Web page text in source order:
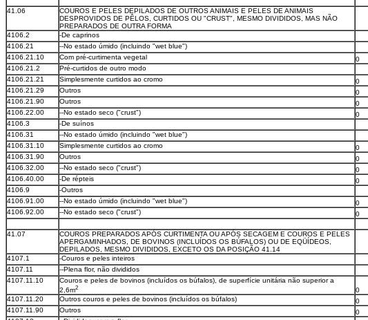
41.06
COUROS E PELES DEPILADOS DE OUTROS ANIMAIS E PELES DE ANIMAIS
DESPROVIDOS DE PÊLOS, CURTIDOS OU "CRUST", MESMO DIVIDIDOS, MAS NÃO
PREPARADOS DE OUTRA FORMA
4106.2
-De caprinos
4106.21
--No estado úmido (incluindo "wet blue")
4106.21.10
Com pré-curtimenta vegetal
0
4106.21.2
Pré-curtidos de outro modo
4106.21.21
Simplesmente curtidos ao cromo
0
4106.21.29
Outros
0
4106.21.90
Outros
0
4106.22.00
--No estado seco ("crust")
0
4106.3
-De suínos
4106.31
--No estado úmido (incluindo "wet blue")
4106.31.10
Simplesmente curtidos ao cromo
0
4106.31.90
Outros
0
4106.32.00
--No estado seco ("crust")
0
4106.40.00
-De répteis
0
4106.9
-Outros
4106.91.00
--No estado úmido (incluindo "wet blue")
0
4106.92.00
--No estado seco ("crust") 0
41.07
COUROS PREPARADOS APÓS CURTIMENTA OU APÓS SECAGEM E COUROS E PELES
APERGAMINHADOS, DE BOVINOS (INCLUÍDOS OS BÚFALOS) OU DE EQÜÍDEOS,
DEPILADOS, MESMO DIVIDIDOS, EXCETO OS DA POSIÇÃO 41.14
4107.1
-Couros e peles inteiros
4107.11
--Plena flor, não divididos
4107.11.10
Couros e peles de bovinos (incluídos os búfalos), de superfície unitária não superior a
2,6m2
0
4107.11.20
Outros couros e peles de bovinos (incluídos os búfalos)
0
4107.11.90
Outros
0